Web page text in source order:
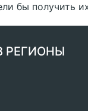
бы получить
РЕГИОНЫ